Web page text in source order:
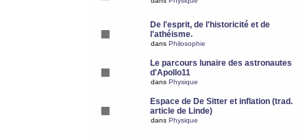
De l'esprit, de l'historicité et de
l'athéisme.
dans Philosophie
Le parcours lunaire des astronautes
d'Apollo11
dans Physique
Espace de De Sitter et inflation (trad.
article de Linde)
dans Physique